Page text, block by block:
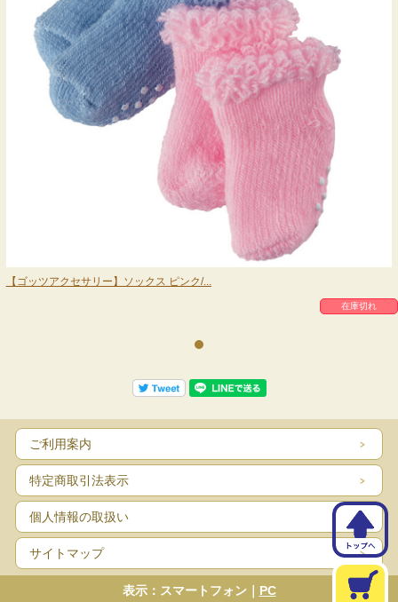
【ゴッツアクセサリー】ソックス ピンク/...
在庫切れ
ご利用案内
特定商取引法表示
個人情報の取扱い
サイトマップ
表示：スマートフォン｜ PC